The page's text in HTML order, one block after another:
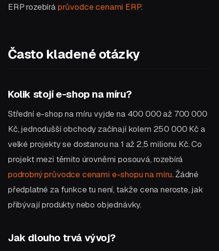
ERP rozebírá průvodce cenami ERP.
Často kladené otázky
Kolik stojí e-shop na míru?
Střední e-shop na míru vyjde na 400 000 až 700 000
Kč, jednodušší obchody začínají kolem 250 000 Kč a
velké projekty se dostanou na 1 až 2,5 milionu Kč. Co
projekt mezi těmito úrovněmi posouvá, rozebírá
podrobný průvodce cenami e-shopu na míru. Žádné
předplatné za funkce tu není, takže cena neroste, jak
přibývají produkty nebo objednávky.
Jak dlouho trvá vývoj?